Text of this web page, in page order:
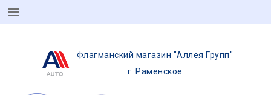
Флагманский магазин "Аллея Групп"
г. Раменское